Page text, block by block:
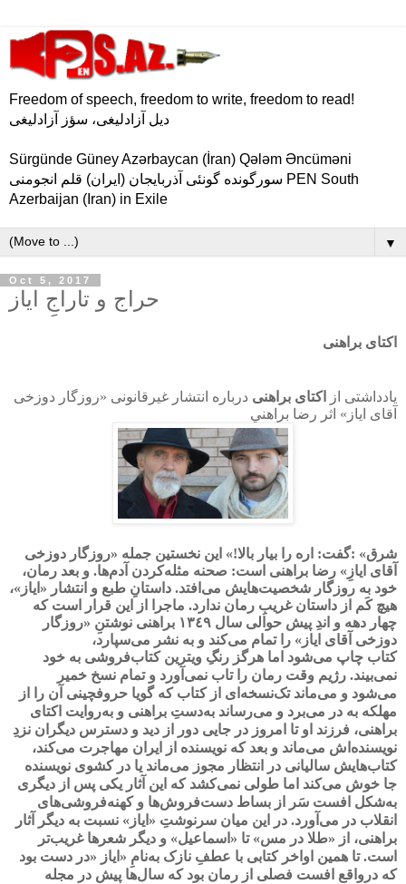
Freedom of speech, freedom to write, freedom to read!
دیل آزادلیغی، سؤز آزادلیغی
Sürgünde Güney Azərbaycan (İran) Qələm Əncüməni
سورگونده گونئی آذربایجان (ایران) قلم انجومنی PEN South
Azerbaijan (Iran) in Exile
▼
Oct 5, 2017
حراج و تاراجِ ایاز
اکتای براهنی
یادداشتی از اکتای براهنی درباره انتشار غیرقانونی «روزگار دوزخی
آقای ایاز» اثر رضا براهني
شرق: «گفت: اره را بیار بالا!» این نخستین جمله «روزگار دوزخی
آقای ایازِ» رضا براهنی است: صحنه مثله‌کردن آدم‌ها. و بعد رمان،
خود به روزگار شخصیت‌هایش می‌افتد. داستانِ طبع و انتشار «ایاز»،
هیچ کَم از داستان غریبِ رمان ندارد. ماجرا از این قرار است که
چهار دهه و اندِ پیش حوالی سال ١٣٤٩ براهنی نوشتنِ «روزگار
دوزخی آقای ایاز» را تمام می‌کند و به نشر می‌سپارد،
کتاب چاپ می‌شود اما هرگز رنگِ ویترین کتاب‌فروشی به خود
نمی‌بیند. رژیم وقت رمان را تاب نمی‌آورد و تمام نسخ خمیر
می‌شود و می‌ماند تک‌نسخه‌ای از کتاب که گویا حروفچینی آن را از
مهلکه به در می‌برد و می‌رساند به‌دستِ براهنی و به‌روایت اکتای
براهنی، فرزند او تا امروز در جایی دور از دید و دسترس دیگران نزدِ
نویسنده‌اش می‌ماند و بعد که نویسنده از ایران مهاجرت می‌کند،
کتاب‌هایش سالیانی در انتظار مجوز می‌ماند یا در کشوی نویسنده
جا خوش می‌کند اما طولی نمی‌کشد که این آثار یکی پس از دیگری
به‌شکل افست سَر از بساط دست‌فروش‌ها و کهنه‌فروشی‌های
انقلاب در می‌آورد. در این میان سرنوشتِ «ایاز» نسبت به دیگر آثار
براهنی، از «طلا در مس» تا «اسماعیل» و دیگر شعرها غریب‌تر
است. تا همین اواخر کتابی با عطفِ نازک به‌نامِ «ایاز »در دست بود
که درواقع افست فصلی از رمان بود که سال‌ها پیش در مجله